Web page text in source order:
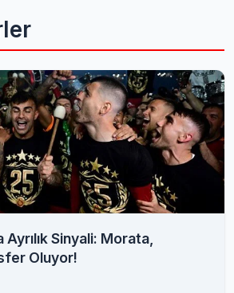
Sinyali: Morata,
Oluyor!